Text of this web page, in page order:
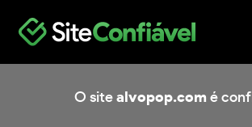
O site alvopop.com é